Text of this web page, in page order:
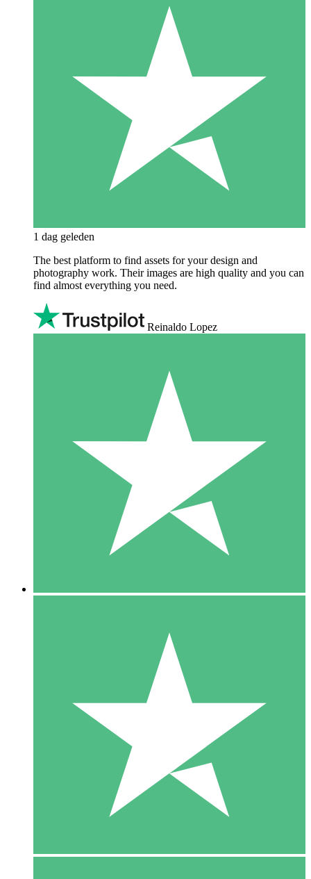
1 dag geleden
The best platform to find assets for your design and
photography work. Their images are high quality and you can
find almost everything you need.
Reinaldo Lopez